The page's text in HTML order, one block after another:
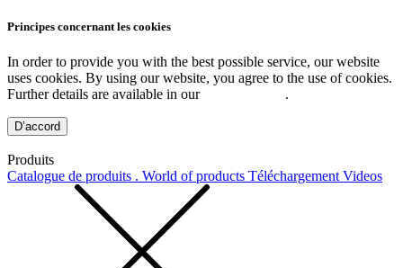
Principes concernant les cookies
In order to provide you with the best possible service, our website
uses cookies. By using our website, you agree to the use of cookies.
Further details are available in our
.
D’accord
Produits
Catalogue de produits . World of products Téléchargement Videos